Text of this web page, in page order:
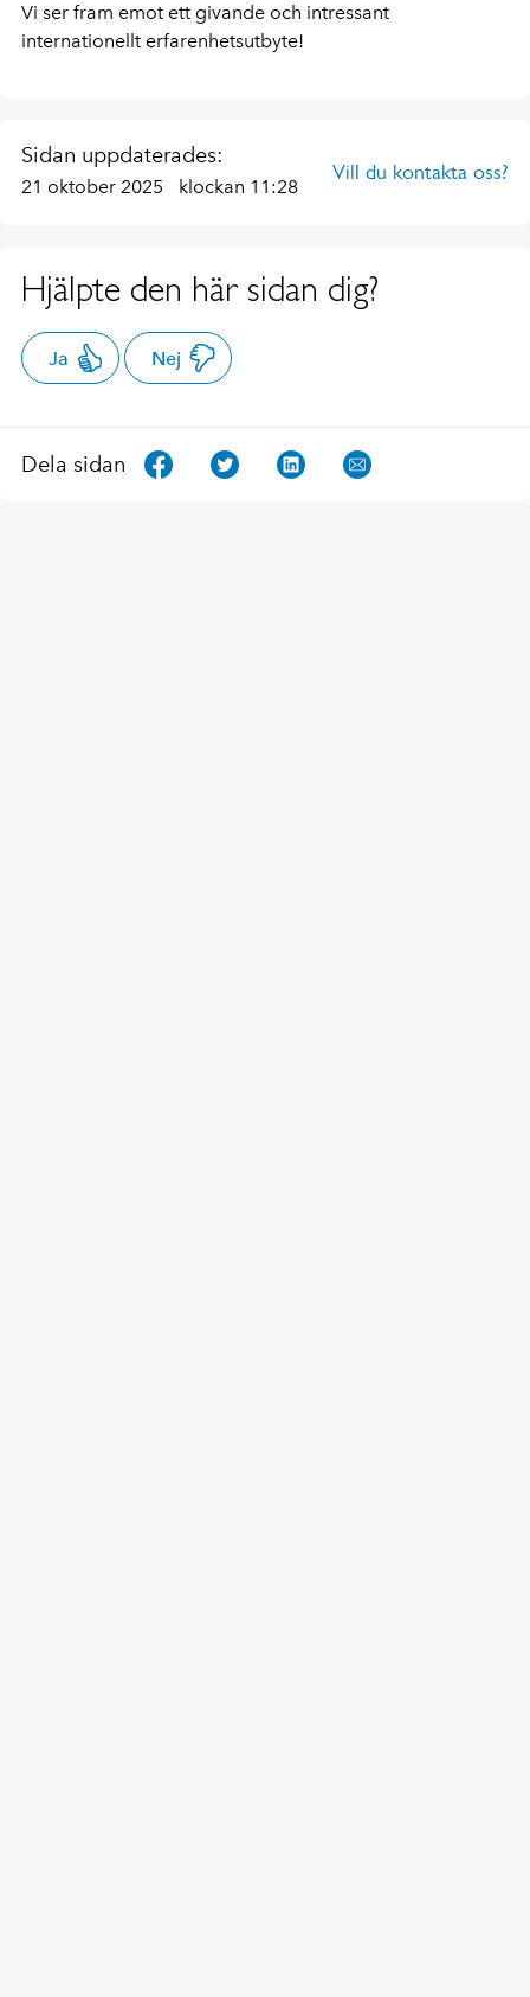
Vi ser fram emot ett givande och intressant
internationellt erfarenhetsutbyte!
Sidan uppdaterades:
21 oktober 2025 klockan 11:28
Vill du kontakta oss?
Hjälpte den här sidan dig?
Ja Nej
Dela sidan